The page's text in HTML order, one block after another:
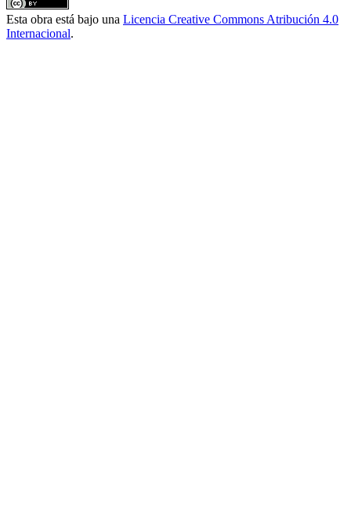
Esta obra está bajo una Licencia Creative Commons Atribución 4.0
Internacional.